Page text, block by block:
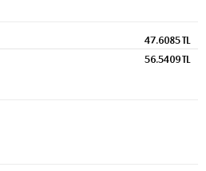
47.6085 TL
56.5409 TL